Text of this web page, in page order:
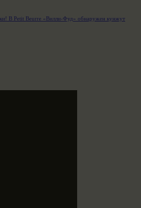
В Petit Beurre «Вилли-Фуд» обнаружен кунжут